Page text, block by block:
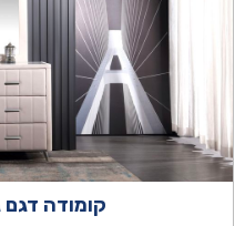
קומודה